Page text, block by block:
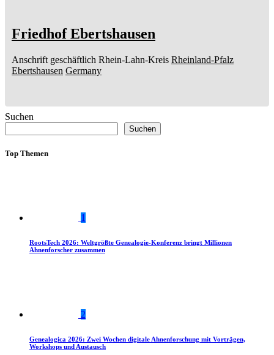
Friedhof Ebertshausen
Anschrift geschäftlich Rhein-Lahn-Kreis Rheinland-Pfalz
Ebertshausen Germany
Suchen
Suchen
Top Themen
1
RootsTech 2026: Weltgrößte Genealogie-Konferenz bringt Millionen
Ahnenforscher zusammen
2
Genealogica 2026: Zwei Wochen digitale Ahnenforschung mit Vorträgen,
Workshops und Austausch